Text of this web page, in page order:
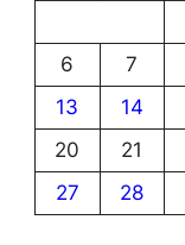
6
7
13
14
20
21
27
28